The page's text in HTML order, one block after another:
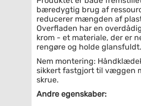
bæredygtig brug af
reducerer mængden af
Overfladen har en
krom - et materiale, der er
rengøre og holde glansfuldt.
Nem montering:
sikkert fastgjort til væggen
skrue.
Andre egenskaber: